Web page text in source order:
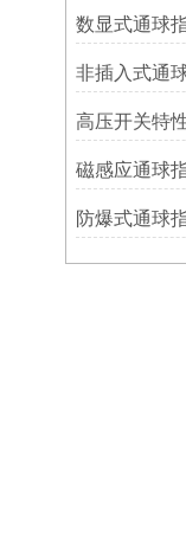
高压开关特
防爆式通球